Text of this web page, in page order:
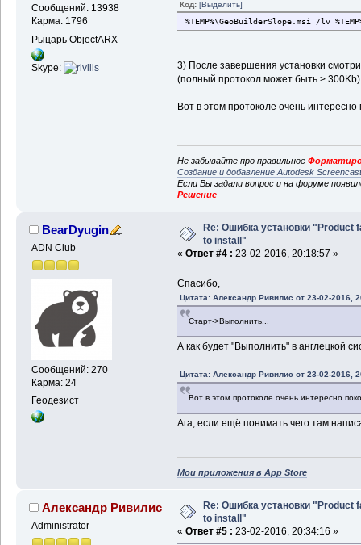
Сообщений: 13938
Карма: 1796
Рыцарь ObjectARX
Skype:
Код: [Выделить]
%TEMP%\GeoBuilderSlope.msi /lv
3) После завершения установки
(полный протокол может быть > 300Kb)
Вот в этом протоколе очень интересно
Не забывайте про правильное
Создание и добавление Autodesk
Если Вы задали вопрос и на форуме
Решение
BearDyugin
ADN Club
Сообщений: 270
Карма: 24
Геодезист
Re: Ошибка установки "Product
to install"
« Ответ #4 : 23-02-2016, 20:18:57 »
Спасибо,
Цитата: Александр Ривилис от 23-02-2016,
Старт->Выполнить...
А как будет "Выполнить" в англецкой
Цитата: Александр Ривилис от 23-02-2016,
Вот в этом протоколе очень интересно
Ага, если ещё понимать чего там
Мои приложения в App Store
Александр Ривилис
Administrator
Re: Ошибка установки "Product
to install"
« Ответ #5 : 23-02-2016, 20:34:16 »